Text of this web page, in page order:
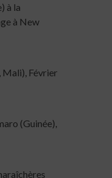
à la
à New
Mali), Février
(Guinée),